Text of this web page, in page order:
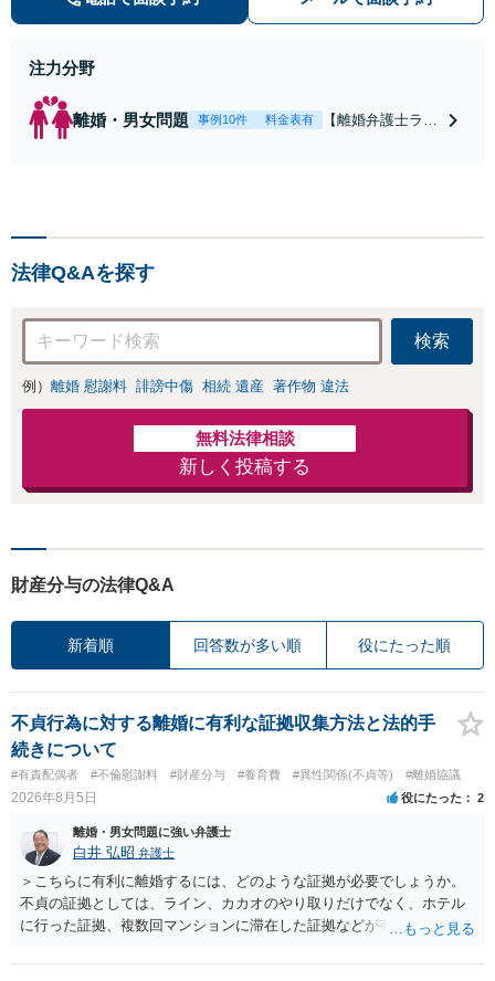
ご相談ください。
注力分野
離婚・男女問題 事例10件 料金表有
【離婚弁護士ラン
で金銭的に満足で
きる解決を目指し
ます。
法律Q&Aを探す
検索
例） 離婚 慰謝料 誹謗中傷 相続 遺産 著作物 違法
無料法律相談
新しく投稿する
財産分与の法律Q&A
新着順 回答数が多い順 役にたった順
不貞行為に対する離婚に有利な証拠収集方法と法的手
続きについて
#有責配偶者 #不倫慰謝料 #財産分与 #養育費 #異性関係(不貞等) #離婚協議
2026年8月5日 役にたった 2
離婚・男女問題に強い弁護士
白井 弘昭 弁護士
＞こちらに有利に離婚するには、どのような証拠が必要でしょうか。
不貞の証拠としては、ライン、カカオのやり取りだけでなく、ホテル
に行った証拠、複数回マンションに滞在した証拠などが有効です。 不
婚する、慰謝料をとるなど）ことができると思われます。 ただし、不